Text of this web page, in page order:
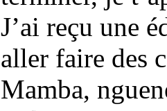
J’ai reçu une
aller faire des
Mamba,